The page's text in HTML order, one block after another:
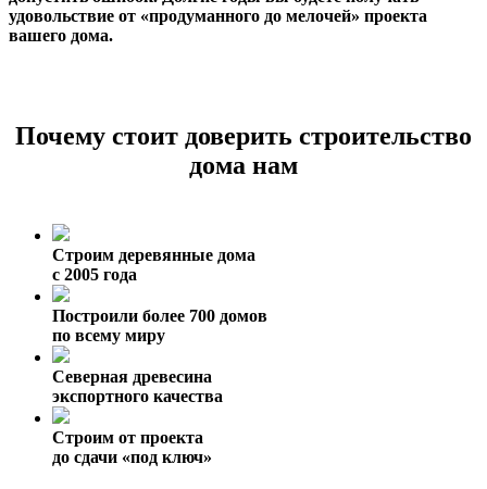
удовольствие от «продуманного до мелочей» проекта
вашего дома.
Почему стоит доверить строительство
дома нам
Строим деревянные дома
с 2005 года
Построили более 700 домов
по всему миру
Северная древесина
экспортного качества
Строим от проекта
до сдачи «под ключ»